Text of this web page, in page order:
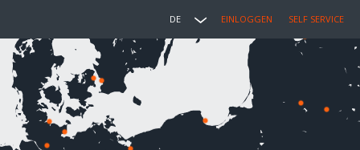
DE EINLOGGEN SELF SERVICE